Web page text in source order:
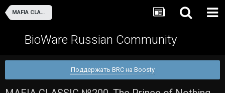
MAFIA CLASSIC
BioWare Russian Community
Поддержать BRC на Boosty